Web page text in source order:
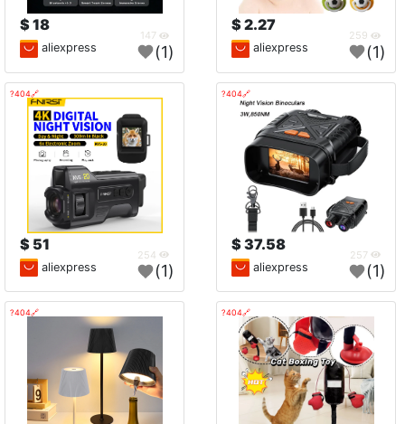
2.27 $
aliexpress (1)
18 $
aliexpress (1)
🔗404?
37.58 $
aliexpress (1)
🔗404?
51 $
aliexpress (1)
🔗404?
🔗404?